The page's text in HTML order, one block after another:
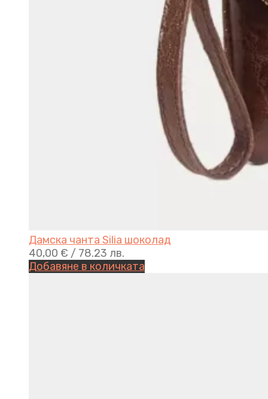
Дамска чанта Silia шоколад
40,00 € / 78.23 лв.
Добавяне в количката